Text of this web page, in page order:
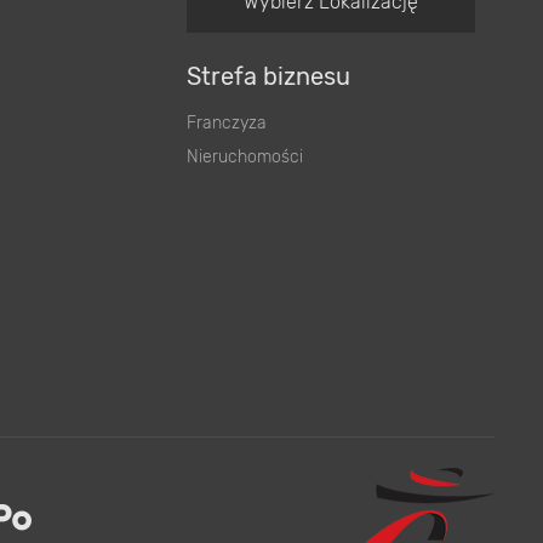
Strefa biznesu
Franczyza
Nieruchomości